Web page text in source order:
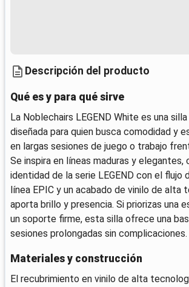
Descripción del producto
Qué es y para qué sirve
La Noblechairs LEGEND White es una
diseñada para quien busca comodidad y
en largas sesiones de juego o trabajo
Se inspira en líneas maduras y elegantes,
identidad de la serie LEGEND con el flujo
línea EPIC y un acabado de vinilo de alta
aporta brillo y presencia. Si priorizas una
un soporte firme, esta silla ofrece una
sesiones prolongadas sin complicaciones.
Materiales y construcción
El recubrimiento en vinilo de alta